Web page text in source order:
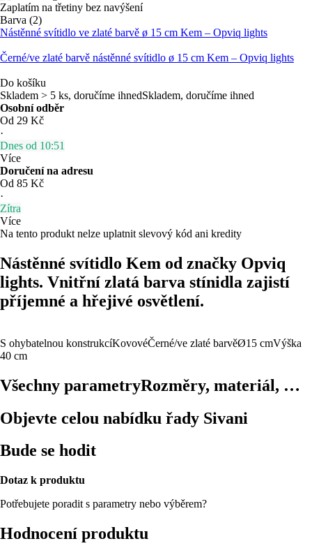
Zaplatím na třetiny bez navýšení
Barva (2)
Nástěnné svítidlo ve zlaté barvě ø 15 cm Kem – Opviq lights
Černé/ve zlaté barvě nástěnné svítidlo ø 15 cm Kem – Opviq lights
Do košíku
Skladem > 5 ks, doručíme ihnedSkladem, doručíme ihned
Osobní odběr
Od 29 Kč
·
Dnes od 10:51
Více
Doručení na adresu
Od 85 Kč
·
Zítra
Více
Na tento produkt nelze uplatnit slevový kód ani kredity
Nástěnné svítidlo Kem od značky Opviq
lights. Vnitřní zlatá barva stínidla zajistí
příjemné a hřejivé osvětlení.
S ohybatelnou konstrukcíKovovéČerné/ve zlaté barvěØ15 cmVýška
40 cm
Všechny parametryRozměry, materiál, …
Objevte celou nabídku řady Sivani
Bude se hodit
Dotaz k produktu
Potřebujete poradit s parametry nebo výběrem?
Hodnocení produktu